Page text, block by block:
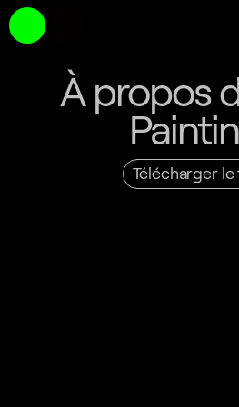
À propos
Télécharger